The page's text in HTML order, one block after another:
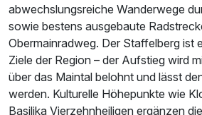
Heubach Suite - Einzelnutzung
1 Erwachsenen und 1 Kind
abwechslungsreiche Wanderwege
sowie bestens ausgebaute
Obermainradweg. Der Staffelberg ist
Ziele der Region – der Aufstieg wird
über das Maintal belohnt und lässt
werden. Kulturelle Höhepunkte wie
Basilika Vierzehnheiligen ergänzen